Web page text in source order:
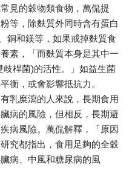
見的穀物類食物，萬侃提
等，除麩質外同時含有蛋白
銅和鎂等，如果戒掉麩質食
素，「而麩質本身是其中一
桿菌)的活性。」如益生菌
衡，或會影響抵抗力。
乳糜瀉的人來說，長期食用
病的風險，但相反，長期避
病風險。萬侃解釋，「原因
究都指出，食用足夠的全穀
病、中風和糖尿病的風